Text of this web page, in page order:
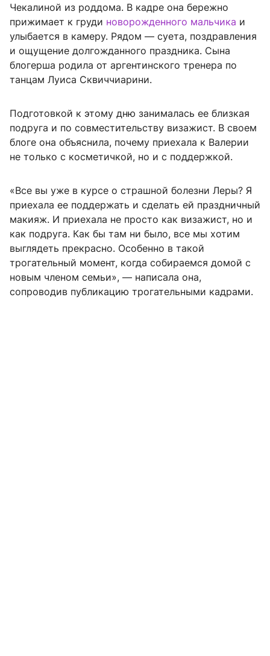
Чекалиной из роддома. В кадре она бережно
прижимает к груди новорожденного мальчика и
улыбается в камеру. Рядом — суета, поздравления
и ощущение долгожданного праздника. Сына
блогерша родила от аргентинского тренера по
танцам Луиса Сквиччиарини.
Подготовкой к этому дню занималась ее близкая
подруга и по совместительству визажист. В своем
блоге она объяснила, почему приехала к Валерии
не только с косметичкой, но и с поддержкой.
«Все вы уже в курсе о страшной болезни Леры? Я
приехала ее поддержать и сделать ей праздничный
макияж. И приехала не просто как визажист, но и
как подруга. Как бы там ни было, все мы хотим
выглядеть прекрасно. Особенно в такой
трогательный момент, когда собираемся домой с
новым членом семьи», — написала она,
сопроводив публикацию трогательными кадрами.